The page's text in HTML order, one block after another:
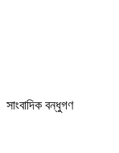
সাংবাদিক বন্ধুগণ